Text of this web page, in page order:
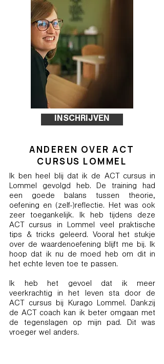
INSCHRIJVEN
ANDEREN OVER ACT
CURSUS LOMMEL
Ik ben heel blij dat ik de ACT cursus in
Lommel gevolgd heb. De training had
een goede balans tussen theorie,
oefening en (zelf-)reflectie. Het was ook
zeer toegankelijk. Ik heb tijdens deze
ACT cursus in Lommel veel praktische
tips & tricks geleerd. Vooral het stukje
over de waardenoefening blijft me bij. Ik
hoop dat ik nu de moed heb om dit in
het echte leven toe te passen.
Ik heb het gevoel dat ik meer
veerkrachtig in het leven sta door de
ACT cursus bij Kurago Lommel. Dankzij
de ACT coach kan ik beter omgaan met
de tegenslagen op mijn pad. Dit was
vroeger wel anders.